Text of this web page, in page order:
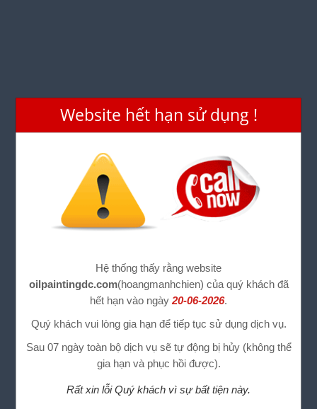
Website hết hạn sử dụng !
Hệ thống thấy rằng website
oilpaintingdc.com(hoangmanhchien) của quý khách đã
hết hạn vào ngày20-06-2026.
Quý khách vui lòng gia hạn để tiếp tục sử dụng dịch vụ.
Sau 07 ngày toàn bộ dịch vụ sẽ tự động bị hủy (không thể
gia hạn và phục hồi được).
Rất xin lỗi Quý khách vì sự bất tiện này.